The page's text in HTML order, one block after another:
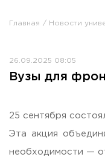
Жилищно-
Визово-
Партнерские
Олимпиады
Главная Новости
26.09.2025 08:05
Вузы для
25 сентября
Эта акция
необходимости —